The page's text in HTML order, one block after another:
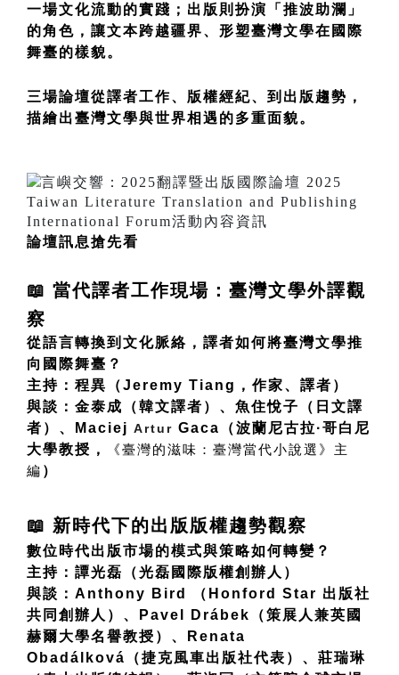
一場文化流動的實踐；出版則扮演「推波助瀾」
的角色，讓文本跨越疆界、形塑臺灣文學在國際
舞臺的樣貌。
三場論壇從譯者工作、版權經紀、到出版趨勢，
描繪出臺灣文學與世界相遇的多重面貌。
論壇訊息搶先看
📖 當代譯者工作現場：臺灣文學外譯觀
察
從語言轉換到文化脈絡，譯者如何將臺灣文學推
向國際舞臺？
主持：程異（Jeremy Tiang，作家、譯者）
與談：金泰成（韓文譯者）、魚住悅子（日文譯
者）、Maciej Artur Gaca（波蘭尼古拉·哥白尼
大學教授，
《臺灣的滋味：臺灣當代小說選 》主
編 ）
📖 新時代下的出版版權趨勢觀察
數位時代出版市場的模式與策略如何轉變？
主持：譚光磊（光磊國際版權創辦人）
與談：Anthony Bird （Honford Star 出版社
共同創辦人）、Pavel Drábek（策展人兼英國
赫爾大學名譽教授）、Renata
Obadálková（捷克風車出版社代表）、莊瑞琳